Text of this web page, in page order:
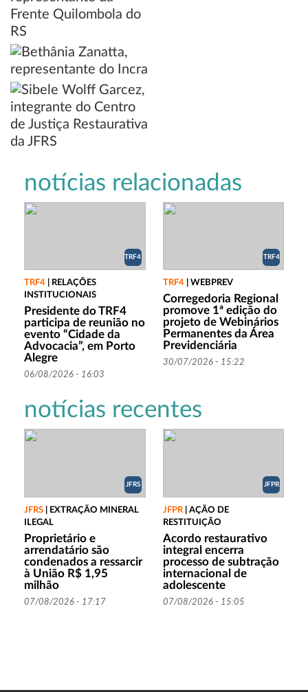
notícias relacionadas
TRF4
TRF4
RELAÇÕES
INSTITUCIONAIS
Presidente do TRF4
participa de reunião no
evento “Cidade da
Advocacia”, em Porto
Alegre
06/08/2026 - 16:03
TRF4
TRF4| WEBPREV
Corregedoria Regional
promove 1ª edição do
projeto de Webinários
Permanentes da Área
Previdenciária
30/07/2026 - 15:22
notícias recentes
JFRS
JFRS
EXTRAÇÃO MINERAL
ILEGAL
Proprietário e
arrendatário são
condenados a ressarcir
à União R$ 1,95
milhão
07/08/2026 - 17:17
JFPR
JFPR| AÇÃO DE
RESTITUIÇÃO
Acordo restaurativo
integral encerra
processo de subtração
internacional de
adolescente
07/08/2026 - 15:05